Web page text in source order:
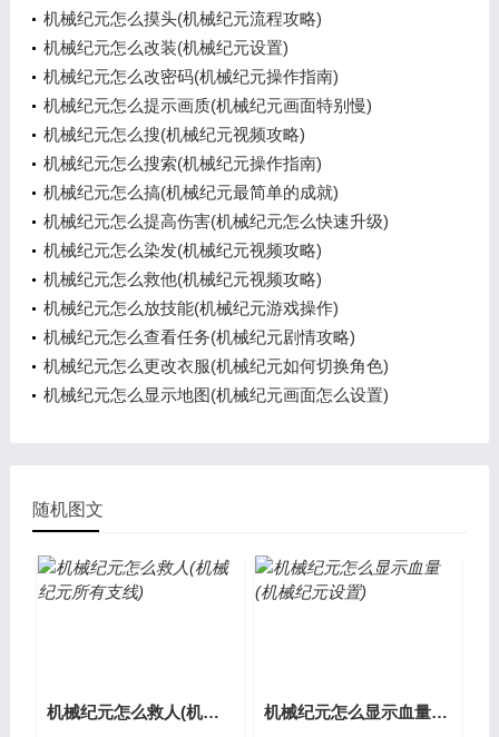
机械纪元怎么摸头(机械纪元流程攻略)
机械纪元怎么改装(机械纪元设置)
机械纪元怎么改密码(机械纪元操作指南)
机械纪元怎么提示画质(机械纪元画面特别慢)
机械纪元怎么搜(机械纪元视频攻略)
机械纪元怎么搜索(机械纪元操作指南)
机械纪元怎么搞(机械纪元最简单的成就)
机械纪元怎么提高伤害(机械纪元怎么快速升级)
机械纪元怎么染发(机械纪元视频攻略)
机械纪元怎么救他(机械纪元视频攻略)
机械纪元怎么放技能(机械纪元游戏操作)
机械纪元怎么查看任务(机械纪元剧情攻略)
机械纪元怎么更改衣服(机械纪元如何切换角色)
机械纪元怎么显示地图(机械纪元画面怎么设置)
随机图文
机械纪元怎么救人(机械纪元所有支线) 机械纪元怎么显示血量(机械纪元设置)